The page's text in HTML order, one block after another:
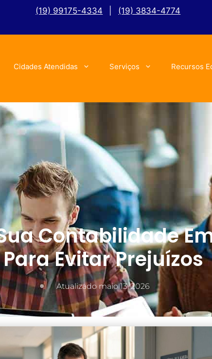
(19) 99175-4334 (19) 3834-4774
Cidades Atendidas Serviços Recursos
Contabilidade
Para Evitar Prejuízos
Atualizado maio 13, 2026